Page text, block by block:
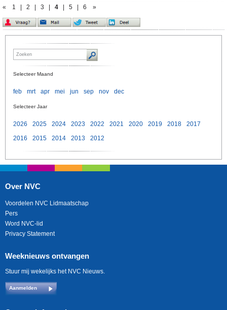
« 1 2 3 4 5 6 »
Selecteer Maand
feb mrt apr mei jun sep nov dec
Selecteer Jaar
2026 2025 2024 2023 2022 2021 2020 2019 2018
2017
2016
2015 2014 2013 2012
Over NVC
Voordelen NVC Lidmaatschap
Pers
Word NVC-lid
Privacy Statement
Weeknieuws ontvangen
Stuur mij wekelijks het NVC Nieuws.
Aanmelden